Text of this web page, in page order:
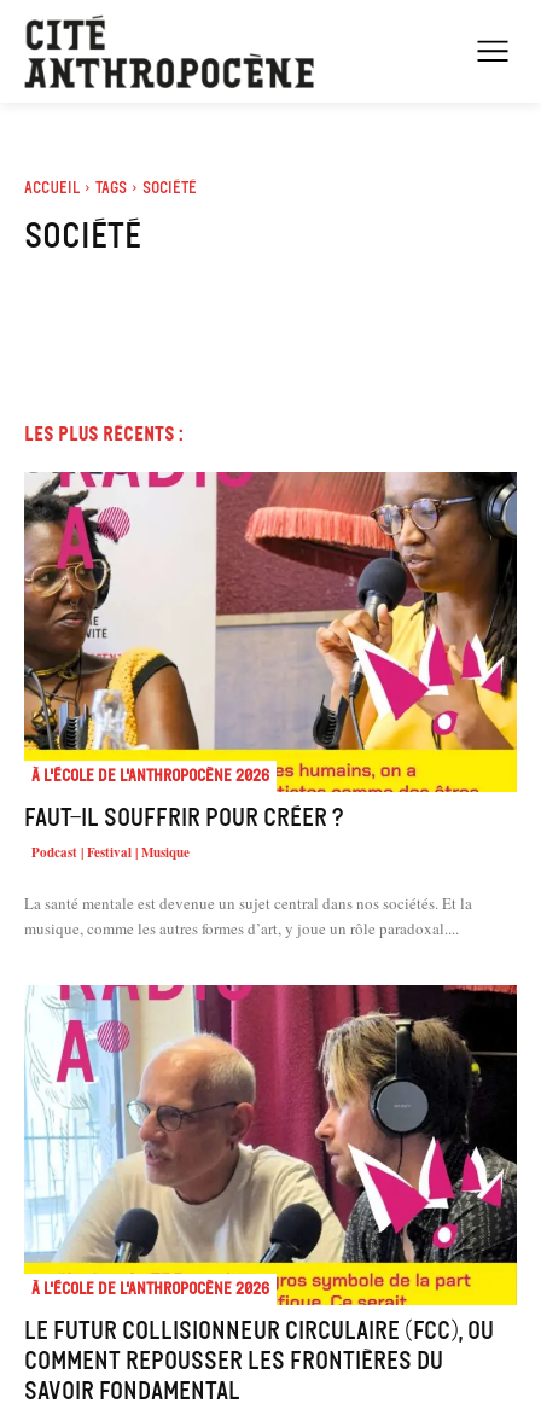
Accueil Tags Société
société
Les plus récents :
À l'école de l'Anthropocène 2026
Faut-il souffrir pour créer ?
Podcast | Festival | Musique
La santé mentale est devenue un sujet central dans nos sociétés. Et la
musique, comme les autres formes d’art, y joue un rôle paradoxal....
À l'école de l'Anthropocène 2026
Le Futur Collisionneur Circulaire (FCC), ou
comment repousser les frontières du
savoir fondamental